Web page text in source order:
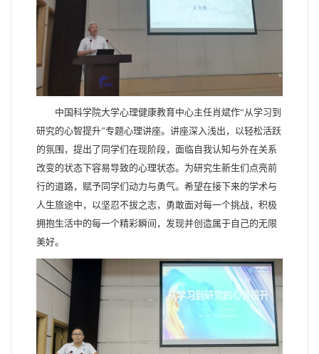
中国科学院大学心理健康教育中心主任肖斌作“从学习到
研究的心智提升”专题心理讲座。讲座深入浅出，以轻松活跃
的氛围，提出了同学们在现阶段，面临自我认知与外在关系
改变的状态下容易导致的心理状态。为研究生新生们点亮前
行的道路，赋予同学们动力与勇气。希望在接下来的学术与
人生旅途中，以坚忍不拔之志，勇敢面对每一个挑战，积极
拥抱生活中的每一个精彩瞬间，发现并创造属于自己的无限
美好。